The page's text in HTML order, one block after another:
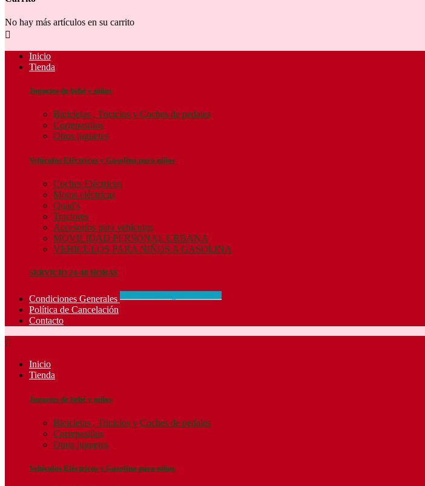
No hay más artículos en su carrito

Inicio
Tienda
Juguetes de bebé y niños
Bicicletas , Triciclos y Coches de pedales
Correpasillos
Otros juguetes
Vehículos Eléctricos y Gasolina para niños
Coches Eléctricos
Motos eléctricas
Quad's
Tractores
Accesorios para vehículos
MOVILIDAD PERSONAL URBANA
VEHICULOS PARA NIÑOS A GASOLINA
SERVICIO 24-48 HORAS
Condiciones Generales
Política de Cancelación
Contacto

Inicio
Tienda
Juguetes de bebé y niños
Bicicletas , Triciclos y Coches de pedales
Correpasillos
Otros juguetes
Vehículos Eléctricos y Gasolina para niños